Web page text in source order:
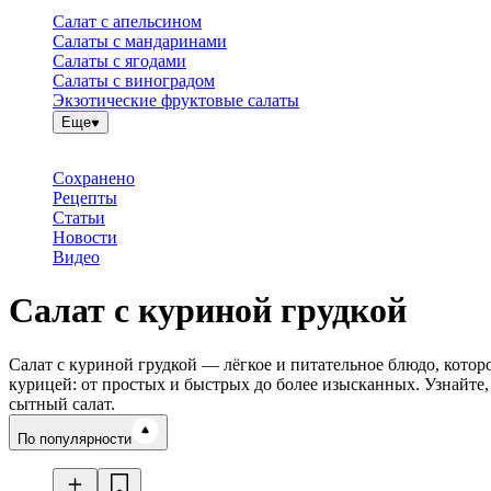
Салат с апельсином
Салаты с мандаринами
Салаты с ягодами
Салаты с виноградом
Экзотические фруктовые салаты
Еще
Сохранено
Рецепты
Статьи
Новости
Видео
Салат с куриной грудкой
Салат с куриной грудкой — лёгкое и питательное блюдо,
курицей: от простых и быстрых до более изысканных.
сытный салат.
Время готовки
По популярности